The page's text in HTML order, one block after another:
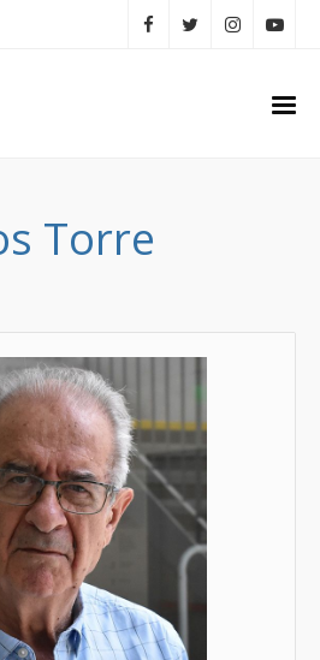
Torre